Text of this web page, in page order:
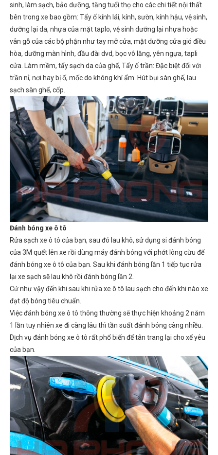
sinh, làm sạch, bảo dưỡng, tăng tuổi thọ cho các chi tiết nội thất
bên trong xe bao gồm: Tẩy ố kính lái, kính, sườn, kính hậu, vệ sinh,
dưỡng lại da, nhựa của mặt taplo, vệ sinh dưỡng lại nhựa hoặc
vân gỗ của các bộ phận như tay mở cửa, mặt dưỡng cửa gió điều
hòa, dưỡng màn hình, đầu đài dvd, bọc vô lăng, yên ngựa, tapli
cửa. Làm mềm, tẩy sạch da của ghế, Tẩy ố trần: Đặc biệt đối với
trần nỉ, nơi hay bị ố, mốc do không khí ẩm. Hút bụi sàn ghế, lau
sạch sàn ghế, cốp.
Đánh bóng xe ô tô
Rửa sạch xe ô tô của bạn, sau đó lau khô, sử dụng si đánh bóng
của 3M quết lên xe rồi dùng máy đánh bóng với phớt lông cừu để
đánh bóng xe ô tô của bạn. Sau khi đánh bóng lần 1 tiếp tục rửa
lại xe sạch sẽ lau khô rồi đánh bóng lần 2.
Cứ như vậy đến khi sau khi rửa xe ô tô lau sạch cho đến khi nào xe
đạt độ bóng tiêu chuẩn.
Việc đánh bóng xe ô tô thông thường sẽ thực hiện khoảng 2 năm
1 lần tuy nhiên xe đi càng lâu thì tần suất đánh bóng càng nhiều.
Dịch vụ đánh bóng xe ô tô rất phổ biến để tân trang lại cho xế yêu
của bạn.